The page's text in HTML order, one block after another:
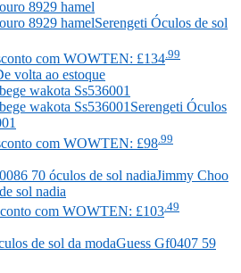
Serengeti Óculos de sol
com WOWTEN: £134.99
volta ao estoque
Serengeti Óculos
com WOWTEN: £98 .99
Jimmy Choo
sol nadia
com WOWTEN: £103 .49
Guess Gf0407 59